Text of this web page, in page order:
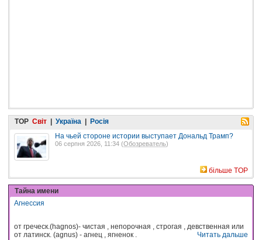
TOP Світ | Україна | Росія
На чьей стороне истории выступает Дональд Трамп?
06 серпня 2026, 11:34 (Обозреватель)
більше TOP
Тайна имени
Агнессия
от греческ.(hagnos)- чистая , непорочная , строгая , девственная или
от латинск. (agnus) - агнец , ягненок .
Читать дальше